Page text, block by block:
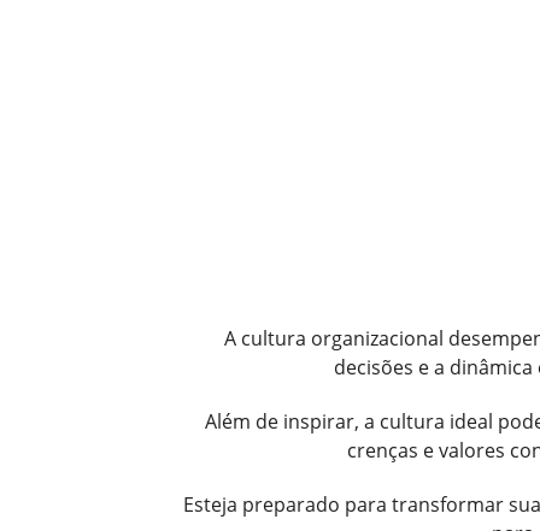
A cultura organizacional
decisões e a
Além de inspirar, a cultura ideal
crenças e valores
Esteja preparado para transformar